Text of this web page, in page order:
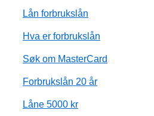
Lån forbrukslån
Hva er forbrukslån
Søk om MasterCard
Forbrukslån 20 år
Låne 5000 kr